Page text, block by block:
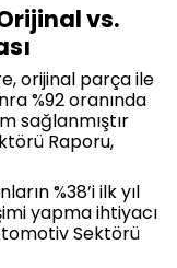
vs.
orijinal parça ile
%92 oranında
sağlanmıştır
Raporu,
%38’i ilk yıl
yapma ihtiyacı
Sektörü